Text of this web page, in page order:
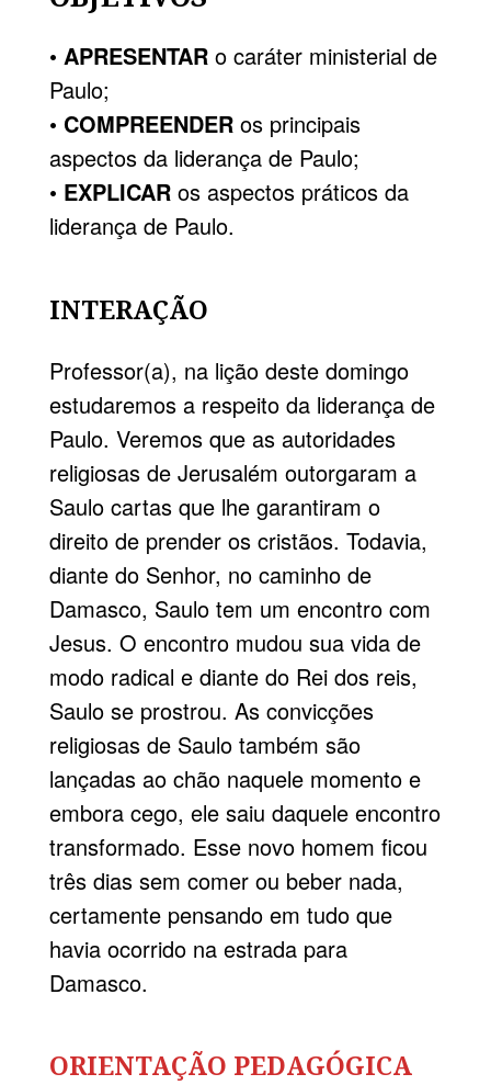
• APRESENTAR o caráter ministerial de
Paulo;
• COMPREENDERos principais
aspectos da liderança de Paulo;
• EXPLICAR os aspectos práticos da
liderança de Paulo.
INTERAÇÃO
Professor(a), na lição deste domingo
estudaremos a respeito da liderança de
Paulo. Veremos que as autoridades
religiosas de Jerusalém outorgaram a
Saulo cartas que lhe garantiram o
direito de prender os cristãos. Todavia,
diante do Senhor, no caminho de
Damasco, Saulo tem um encontro com
Jesus. O encontro mudou sua vida de
modo radical e diante do Rei dos reis,
Saulo se prostrou. As convicções
religiosas de Saulo também são
lançadas ao chão naquele momento e
embora cego, ele saiu daquele encontro
transformado. Esse novo homem ficou
três dias sem comer ou beber nada,
certamente pensando em tudo que
havia ocorrido na estrada para
Damasco.
ORIENTAÇÃO PEDAGÓGICA